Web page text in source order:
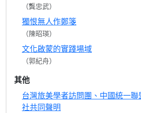
（龔忠武）
獨恨無人作鄭箋
（陳昭瑛）
文化啟蒙的實踐場域
（郭紀舟）
其他
台灣旅美學者訪問團、中國統一
社共同聲明